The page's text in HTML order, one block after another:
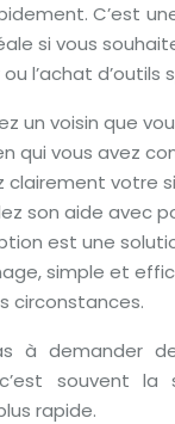
C’est
si vous
ou l’achat d’outils
un voisin que
qui vous avez
clairement votre
son aide avec
est une
simple et
circonstances.
à demander
souvent la
rapide.